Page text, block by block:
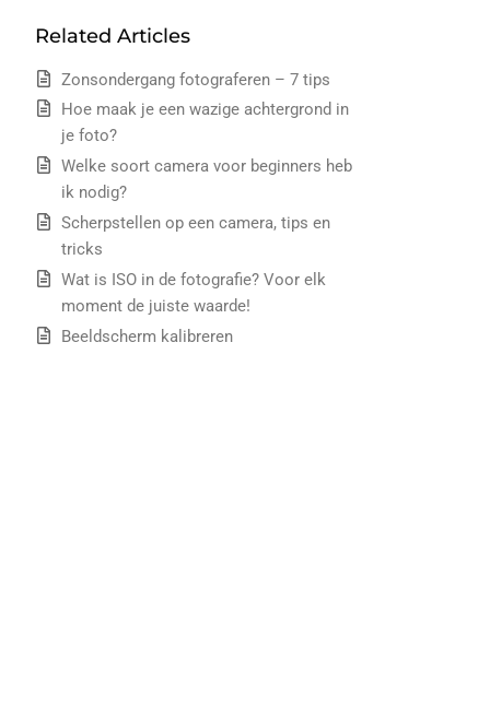
Related Articles
Zonsondergang fotograferen – 7 tips
Hoe maak je een wazige achtergrond in
je foto?
Welke soort camera voor beginners heb
ik nodig?
Scherpstellen op een camera, tips en
tricks
Wat is ISO in de fotografie? Voor elk
moment de juiste waarde!
Beeldscherm kalibreren